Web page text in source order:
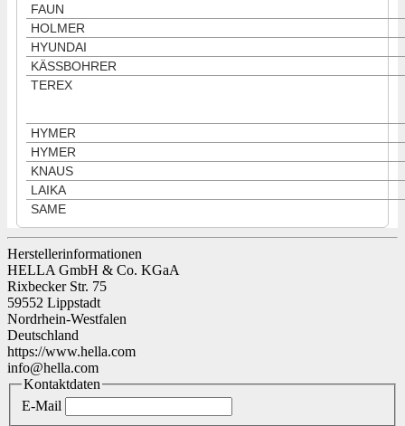
FAUN
HOLMER
HYUNDAI
KÄSSBOHRER
TEREX
HYMER
HYMER
KNAUS
LAIKA
SAME
Herstellerinformationen
HELLA GmbH & Co. KGaA
Rixbecker Str. 75
59552 Lippstadt
Nordrhein-Westfalen
Deutschland
https://www.hella.com
info@hella.com
Kontaktdaten
E-Mail